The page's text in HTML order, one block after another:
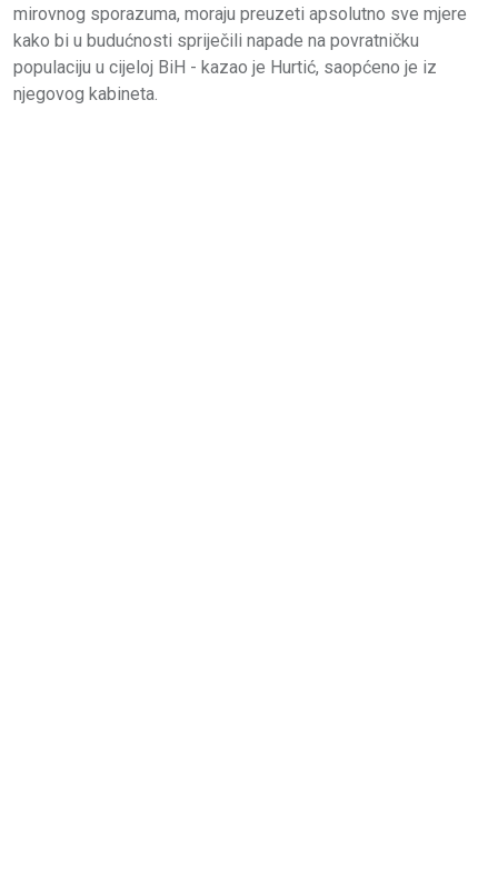
mirovnog sporazuma, moraju preuzeti apsolutno sve mjere
kako bi u budućnosti spriječili napade na povratničku
populaciju u cijeloj BiH - kazao je Hurtić, saopćeno je iz
njegovog kabineta.